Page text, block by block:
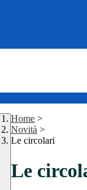
Home >
Novità >
Le circolari
Le